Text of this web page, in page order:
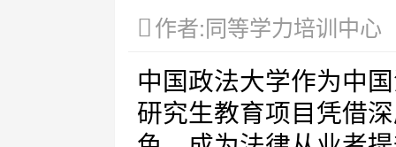
作者:同等学力培训中心
中国政法大学作为中
研究生教育项目凭借